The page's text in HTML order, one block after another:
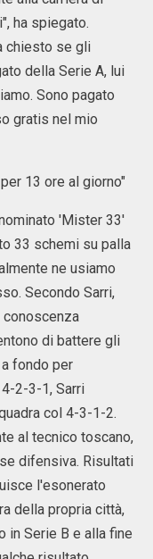
ha spiegato.
chiesto se gli
della Serie A, lui
Sono pagato
gratis nel mio
13 ore al giorno"
'Mister 33'
33 schemi su palla
ne usiamo
Secondo Sarri,
di battere gli
fondo per
2-3-1, Sarri
col 4-3-1-2.
al tecnico toscano,
difensiva. Risultati
l'esonerato
della propria città,
in Serie B e alla fine